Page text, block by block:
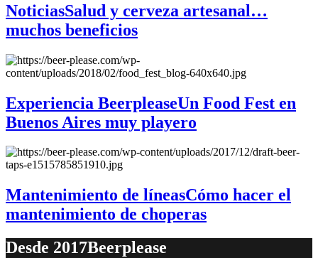
NoticiasSalud y cerveza artesanal…
muchos beneficios
Experiencia BeerpleaseUn Food Fest en
Buenos Aires muy playero
Mantenimiento de líneasCómo hacer el
mantenimiento de choperas
Desde 2017Beerplease